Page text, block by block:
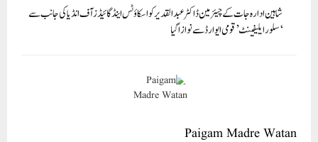
شاہین ادارہ جات کے چیئرمین ڈاکٹر عبدالقدیر کوا سکاؤٹس اینڈ گائیڈز آف انڈیا کی جانب سے
‘سلور ایلیفینٹ’ قومی ایوارڈ سے نوازا گیا
Paigam Madre Watan